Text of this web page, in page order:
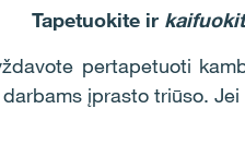
Tapetuokite ir
pertapetuoti
įprasto triūso.